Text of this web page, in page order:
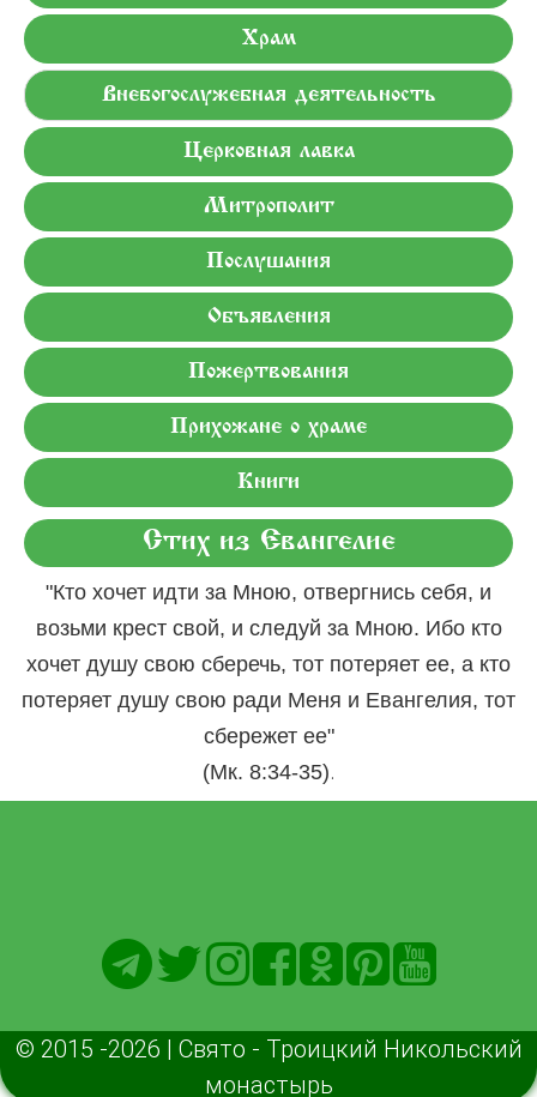
Храм
Внебогослужебная деятельность
Церковная лавка
Митрополит
Послушания
Объявления
Пожертвования
Прихожане о храме
Книги
Стих из Евангелие
"Кто хочет идти за Мною, отвергнись себя, и
возьми крест свой, и следуй за Мною. Ибо кто
хочет душу свою сберечь, тот потеряет ее, а кто
потеряет душу свою ради Меня и Евангелия, тот
сбережет ее"
(Мк. 8:34-35).
© 2015 -2026 | Свято - Троицкий Никольский
монастырь